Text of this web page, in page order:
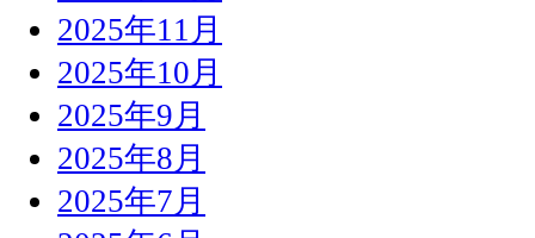
2025年11月
2025年10月
2025年9月
2025年8月
2025年7月